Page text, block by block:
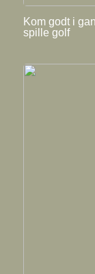
Kom godt i
spille golf